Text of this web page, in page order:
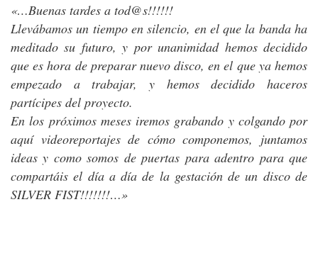
«…Buenas tardes a tod@s!!!!!!
Llevábamos un tiempo en silencio, en el que la banda ha
meditado su futuro, y por unanimidad hemos decidido
que es hora de preparar nuevo disco, en el que ya hemos
empezado a trabajar, y hemos decidido haceros
partícipes del proyecto.
En los próximos meses iremos grabando y colgando por
aquí videoreportajes de cómo componemos, juntamos
ideas y como somos de puertas para adentro para que
compartáis el día a día de la gestación de un disco de
SILVER FIST!!!!!!!…»